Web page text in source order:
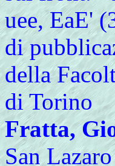
uee, EaE'
di
della
di Torino
Fratta,
San